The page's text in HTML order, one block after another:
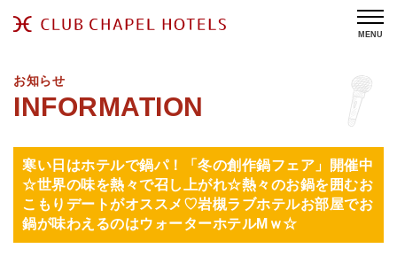
MENU
お知らせ
寒い日はホテルで鍋パ！「冬の創作鍋フェア」開催中
☆世界の味を熱々で召し上がれ☆熱々のお鍋を囲むお
こもりデートがオススメ♡岩槻ラブホテルお部屋でお
鍋が味わえるのはウォーターホテルMｗ☆